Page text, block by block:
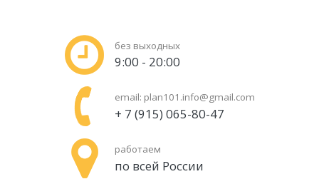
без выходных
9:00 - 20:00
email: plan101.info@gmail.com
+ 7 (915) 065-80-47
работаем
по всей России